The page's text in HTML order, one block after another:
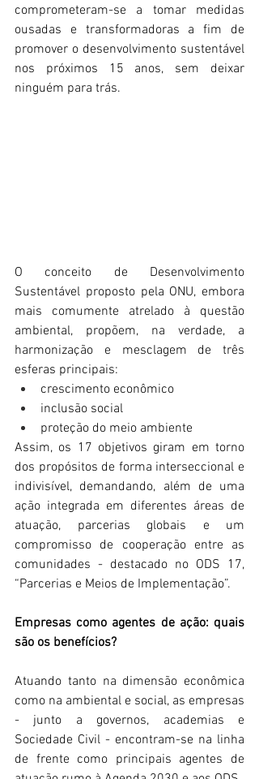
comprometeram-se a tomar medidas
ousadas e transformadoras a fim de
promover o desenvolvimento sustentável
nos próximos 15 anos, sem deixar
ninguém para trás.
O conceito de Desenvolvimento
Sustentável proposto pela ONU, embora
mais comumente atrelado à questão
ambiental, propõem, na verdade, a
harmonização e mesclagem de três
esferas principais:
crescimento econômico
inclusão social
proteção do meio ambiente
Assim, os 17 objetivos giram em torno
dos propósitos de forma interseccional e
indivisível, demandando, além de uma
ação integrada em diferentes áreas de
atuação, parcerias globais e um
compromisso de cooperação entre as
comunidades - destacado no ODS 17,
“Parcerias e Meios de Implementação”.
Empresas como agentes de ação: quais
são os benefícios?
Atuando tanto na dimensão econômica
como na ambiental e social, as empresas
- junto a governos, academias e
Sociedade Civil - encontram-se na linha
de frente como principais agentes de